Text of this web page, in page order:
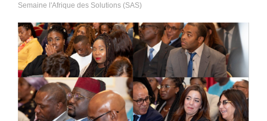
Semaine l'Afrique des Solutions (SAS)